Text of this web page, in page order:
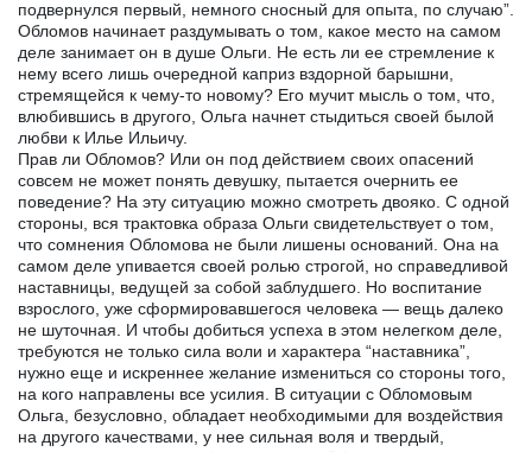
подвернулся первый, немного сносный для опыта, по случаю”.
Обломов начинает раздумывать о том, какое место на самом
деле занимает он в душе Ольги. Не есть ли ее стремление к
нему всего лишь очередной каприз вздорной барышни,
стремящейся к чему-то новому? Его мучит мысль о том, что,
влюбившись в другого, Ольга начнет стыдиться своей былой
любви к Илье Ильичу.
Прав ли Обломов? Или он под действием своих опасений
совсем не может понять девушку, пытается очернить ее
поведение? На эту ситуацию можно смотреть двояко. С одной
стороны, вся трактовка образа Ольги свидетельствует о том,
что сомнения Обломова не были лишены оснований. Она на
самом деле упивается своей ролью строгой, но справедливой
наставницы, ведущей за собой заблудшего. Но воспитание
взрослого, уже сформировавшегося человека — вещь далеко
не шуточная. И чтобы добиться успеха в этом нелегком деле,
требуются не только сила воли и характера “наставника”,
нужно еще и искреннее желание измениться со стороны того,
на кого направлены все усилия. В ситуации с Обломовым
Ольга, безусловно, обладает необходимыми для воздействия
на другого качествами, у нее сильная воля и твердый,